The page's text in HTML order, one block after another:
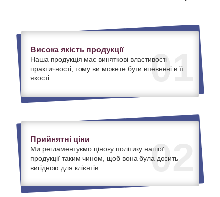
01
Висока якість продукції
Наша продукція має виняткові властивості
практичності, тому ви можете бути впевнені в її
якості.
02
Прийнятні ціни
Ми регламентуємо цінову політику нашої
продукції таким чином, щоб вона була досить
вигідною для клієнтів.